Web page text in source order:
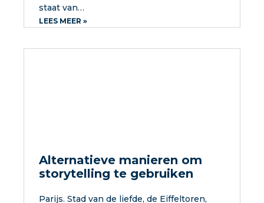
staat van…
LEES MEER »
Alternatieve manieren om
storytelling te gebruiken
Parijs. Stad van de liefde, de Eiffeltoren,